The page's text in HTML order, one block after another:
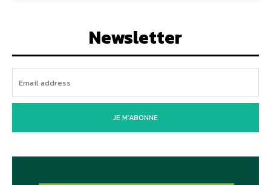
Newsletter
JE M'ABONNE